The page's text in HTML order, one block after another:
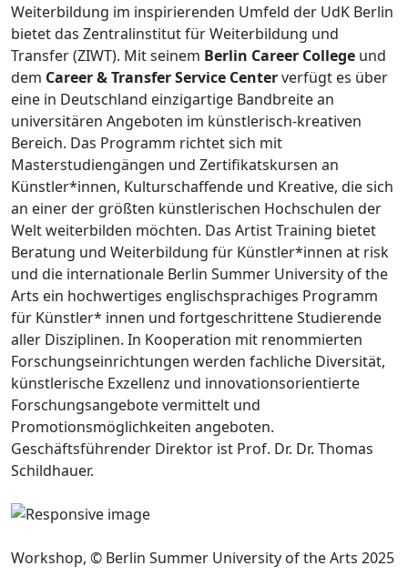
Weiterbildung im inspirierenden Umfeld der UdK Berlin
bietet das Zentralinstitut für Weiterbildung und
Transfer (ZIWT). Mit seinem Berlin Career College und
dem Career & Transfer Service Centerverfügt es über
eine in Deutschland einzigartige Bandbreite an
universitären Angeboten im künstlerisch-kreativen
Bereich. Das Programm richtet sich mit
Masterstudiengängen und Zertifikatskursen an
Künstler*innen, Kulturschaffende und Kreative, die sich
an einer der größten künstlerischen Hochschulen der
Welt weiterbilden möchten. Das Artist Training bietet
Beratung und Weiterbildung für Künstler*innen at risk
und die internationale Berlin Summer University of the
Arts ein hochwertiges englischsprachiges Programm
für Künstler* innen und fortgeschrittene Studierende
aller Disziplinen. In Kooperation mit renommierten
Forschungseinrichtungen werden fachliche Diversität,
künstlerische Exzellenz und innovationsorientierte
Forschungsangebote vermittelt und
Promotionsmöglichkeiten angeboten.
Geschäftsführender Direktor ist Prof. Dr. Dr. Thomas
Schildhauer.
Workshop, © Berlin Summer University of the Arts 2025